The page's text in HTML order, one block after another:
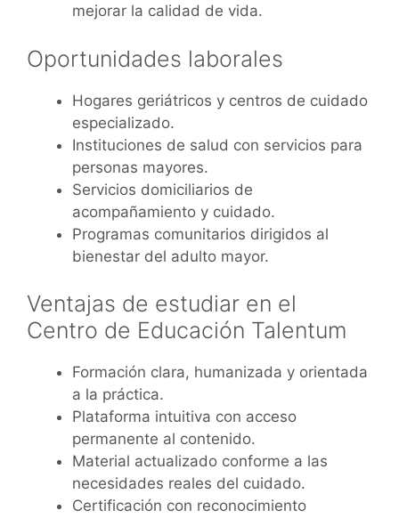
mejorar la calidad de vida.
Oportunidades laborales
Hogares geriátricos y centros de cuidado
especializado.
Instituciones de salud con servicios para
personas mayores.
Servicios domiciliarios de
acompañamiento y cuidado.
Programas comunitarios dirigidos al
bienestar del adulto mayor.
Ventajas de estudiar en el
Centro de Educación Talentum
Formación clara, humanizada y orientada
a la práctica.
Plataforma intuitiva con acceso
permanente al contenido.
Material actualizado conforme a las
necesidades reales del cuidado.
Certificación con reconocimiento